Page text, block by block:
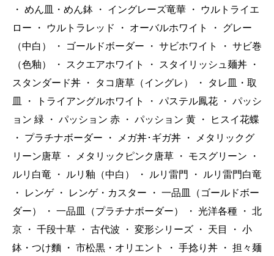
・ めん皿・めん鉢 ・ イングレーズ竜華 ・
ウルトライエ
ロー
・ ウルトラレッド ・ オーバルホワイト ・
グレー
（中白）
・ ゴールドボーダー ・ サビホワイト ・ サビ巻
（色釉）
・ スクエアホワイト ・ スタイリッシュ麺丼
・
スタンダード丼
・ タコ唐草（イングレ） ・
タレ皿・取
皿
・ トライアングルホワイト ・ パステル鳳花 ・ パッシ
ョン 緑
・ パッション 赤 ・ パッション 黄 ・
ヒスイ花蝶
・
プラチナボーダー ・ メガ丼･ギガ丼 ・
メタリックグ
リーン唐草
・ メタリックピンク唐草 ・ モスグリーン
・
ルリ白竜
・ ルリ釉（中白） ・ ルリ雷門 ・
ルリ雷門白竜
・
レンゲ ・ レンゲ・カスター ・ 一品皿（ゴールドボー
ダー）
・ 一品皿（プラチナボーダー） ・ 光洋各種 ・ 北
京
・ 千段十草 ・ 古代波 ・ 変形シリーズ ・ 天目 ・ 小
鉢・つけ麵
・ 市松黒・オリエント ・ 手捻り丼 ・ 担々麺